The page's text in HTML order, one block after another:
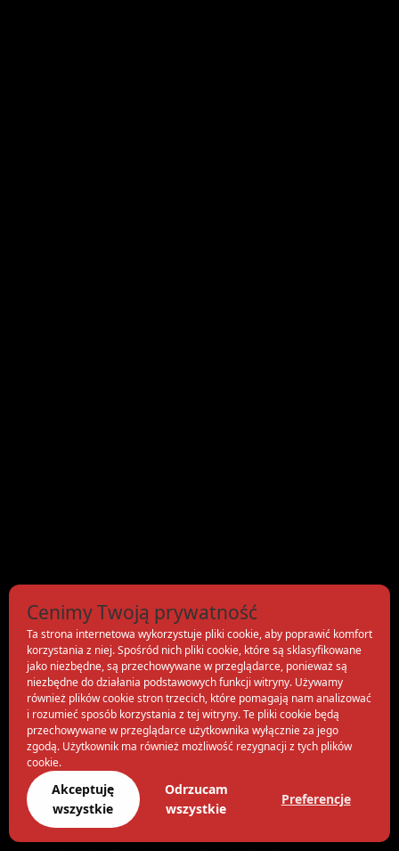
Cenimy Twoją prywatność
Ta strona internetowa wykorzystuje pliki cookie, aby poprawić komfort
korzystania z niej. Spośród nich pliki cookie, które są sklasyfikowane
jako niezbędne, są przechowywane w przeglądarce, ponieważ są
niezbędne do działania podstawowych funkcji witryny. Używamy
również plików cookie stron trzecich, które pomagają nam analizować
i rozumieć sposób korzystania z tej witryny. Te pliki cookie będą
przechowywane w przeglądarce użytkownika wyłącznie za jego
zgodą. Użytkownik ma również możliwość rezygnacji z tych plików
cookie.
Akceptuję
wszystkie
Odrzucam
wszystkie
Preferencje